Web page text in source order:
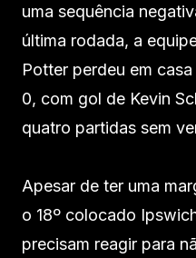
uma sequência
última rodada, a
Potter perdeu em
0, com gol de Kevin
quatro partidas sem
Apesar de ter uma
o 18º colocado
precisam reagir para